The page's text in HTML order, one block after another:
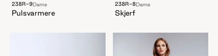
238R-9Dame
Pulsvarmere
238R-8Dame
Skjerf